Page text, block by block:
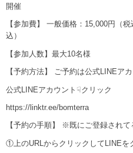
開催
【参加費】 一般価格：15,000円（
込）
【参加人数】最大10名様
【予約方法】 ご予約は公式LINEア
公式LINEアカウント☟クリック
https://linktr.ee/bomterra
【予約の手順】 ※既にご登録され
①上のURLからクリックしてLINEを